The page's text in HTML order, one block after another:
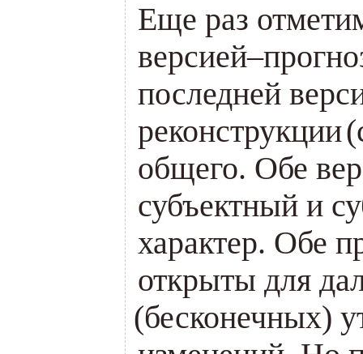
Еще раз
последней
реконструкции(
общего. Обе
субъектный и
характер. Обе
открыты для
(бесконечных)